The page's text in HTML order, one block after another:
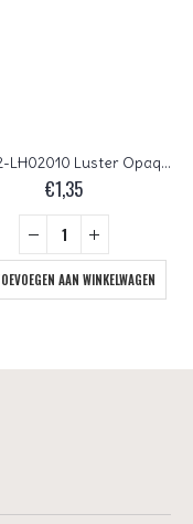
FP1-02-LH02010 Luster Opaque Bronzed Smoke Czech Glass Facet Firepolish 2,5mm 100 stuks
€1,35
AAN WINKELWAGEN